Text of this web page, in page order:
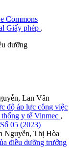
Commons
Giấy phép .
dưỡng
Lan Vân
độ áp lực công việc
y tế Vinmec ,
05 (2023)
Nguyễn, Thị Hòa
điều dưỡng trưởng